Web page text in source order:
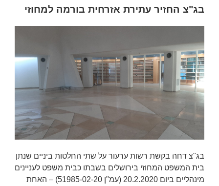
בג"צ החזיר עתירת אזרחית בורמה למחוזי
בג"צ דחה בקשת רשות ערעור על שתי החלטות ביניים שנתן
בית המשפט המחוזי בירושלים בשבתו כבית משפט לעניינים
מינהליים ביום 20.2.2020 (עמ"ן 51985-02-20) – האחת